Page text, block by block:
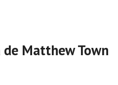
de Matthew Town